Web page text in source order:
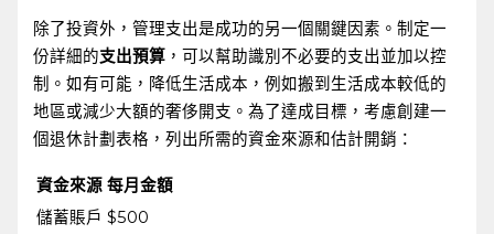
除了投資外，管理支出是成功的另一個關鍵因素。制定一
份詳細的支出預算 ，可以幫助識別不必要的支出並加以控
制。如有可能，降低生活成本，例如搬到生活成本較低的
地區或減少大額的奢侈開支。為了達成目標，考慮創建一
個退休計劃表格，列出所需的資金來源和估計開銷：
資金來源 每月金額
儲蓄賬戶 $500